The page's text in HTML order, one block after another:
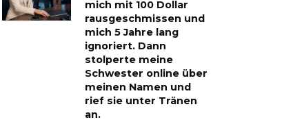
mich mit 100 Dollar
rausgeschmissen und
mich 5 Jahre lang
ignoriert. Dann
stolperte meine
Schwester online über
meinen Namen und
rief sie unter Tränen
an.